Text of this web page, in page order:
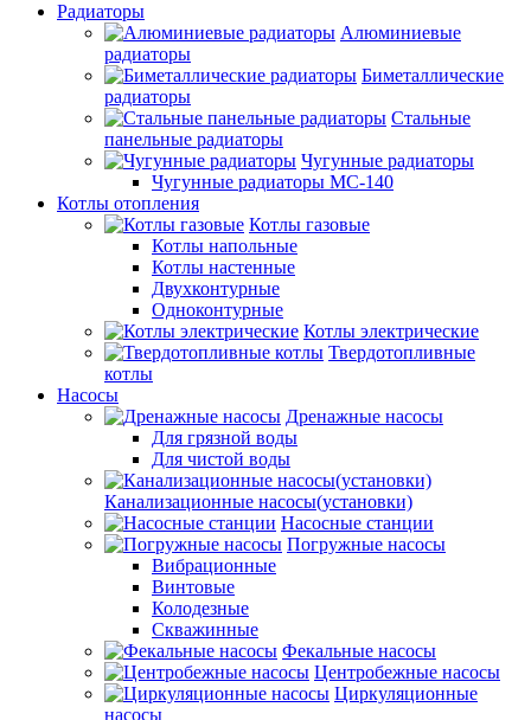
Радиаторы
Алюминиевые
радиаторы
Биметаллические
радиаторы
Стальные
панельные радиаторы
Чугунные радиаторы
Чугунные радиаторы МС-140
Котлы отопления
Котлы газовые
Котлы напольные
Котлы настенные
Двухконтурные
Одноконтурные
Котлы электрические
Твердотопливные
котлы
Насосы
Дренажные насосы
Для грязной воды
Для чистой воды
Канализационные насосы(установки)
Насосные станции
Погружные насосы
Вибрационные
Винтовые
Колодезные
Скважинные
Фекальные насосы
Центробежные насосы
Циркуляционные
насосы